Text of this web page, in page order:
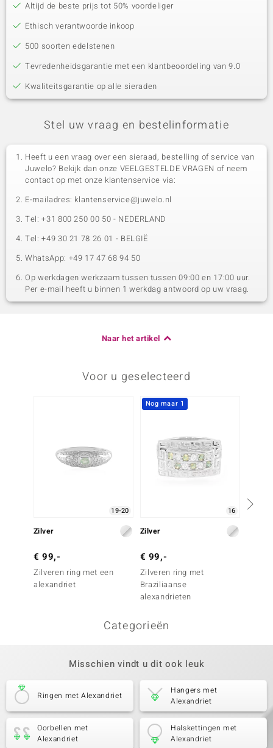
Altijd de beste prijs tot 50% voordeliger
Ethisch verantwoorde inkoop
500 soorten edelstenen
Tevredenheidsgarantie met een klantbeoordeling van 9.0
Kwaliteitsgarantie op alle sieraden
Stel uw vraag en bestelinformatie
Heeft u een vraag over een sieraad, bestelling of service van
Juwelo? Bekijk dan onze VEELGESTELDE VRAGEN of neem
contact op met onze klantenservice via:
E-mailadres: klantenservice@juwelo.nl
Tel: +31 800 250 00 50 - NEDERLAND
Tel: +49 30 21 78 26 01 - BELGIË
WhatsApp: +49 17 47 68 94 50
Op werkdagen werkzaam tussen tussen 09:00 en 17:00 uur.
Per e-mail heeft u binnen 1 werkdag antwoord op uw vraag.
Naar het artikel
Voor u geselecteerd
19-20
Zilver
€ 99,-
Zilveren ring met een
alexandriet
Nog maar 1
16
Zilver
€ 99,-
Zilveren ring met
Braziliaanse
alexandrieten
Categorieën
Misschien vindt u dit ook leuk
Ringen met Alexandriet
Hangers met
Alexandriet
Oorbellen met
Alexandriet
Halskettingen met
Alexandriet